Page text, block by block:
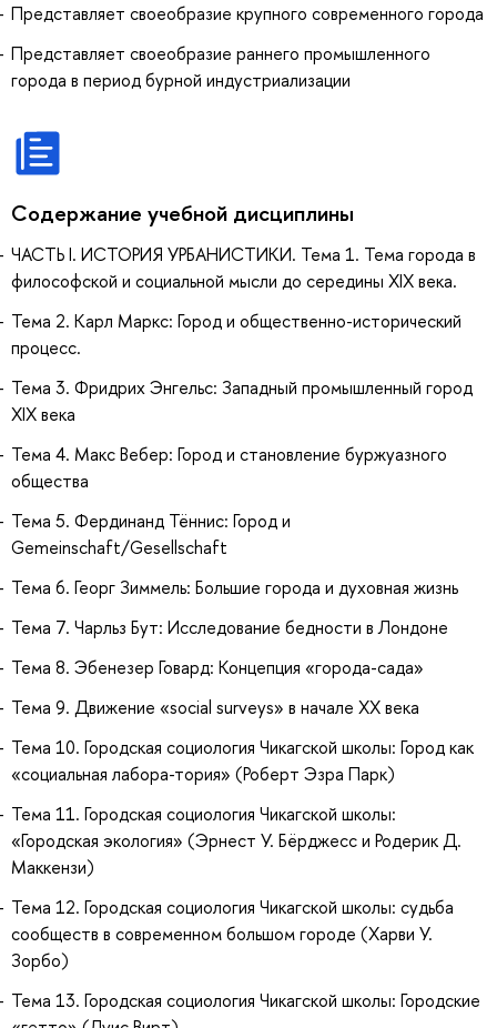
Представляет своеобразие крупного современного города
Представляет своеобразие раннего промышленного
города в период бурной индустриализации
Содержание учебной дисциплины
ЧАСТЬ I. ИСТОРИЯ УРБАНИСТИКИ. Тема 1. Тема города в
философской и социальной мысли до середины XIX века.
Тема 2. Карл Маркс: Город и общественно-исторический
процесс.
Тема 3. Фридрих Энгельс: Западный промышленный город
XIX века
Тема 4. Макс Вебер: Город и становление буржуазного
общества
Тема 5. Фердинанд Тённис: Город и
Gemeinschaft/Gesellschaft
Тема 6. Георг Зиммель: Большие города и духовная жизнь
Тема 7. Чарльз Бут: Исследование бедности в Лондоне
Тема 8. Эбенезер Говард: Концепция «города-сада»
Тема 9. Движение «social surveys» в начале ХХ века
Тема 10. Городская социология Чикагской школы: Город как
«социальная лабора-тория» (Роберт Эзра Парк)
Тема 11. Городская социология Чикагской школы:
«Городская экология» (Эрнест У. Бёрджесс и Родерик Д.
Маккензи)
Тема 12. Городская социология Чикагской школы: судьба
сообществ в современном большом городе (Харви У.
Зорбо)
Тема 13. Городская социология Чикагской школы: Городские